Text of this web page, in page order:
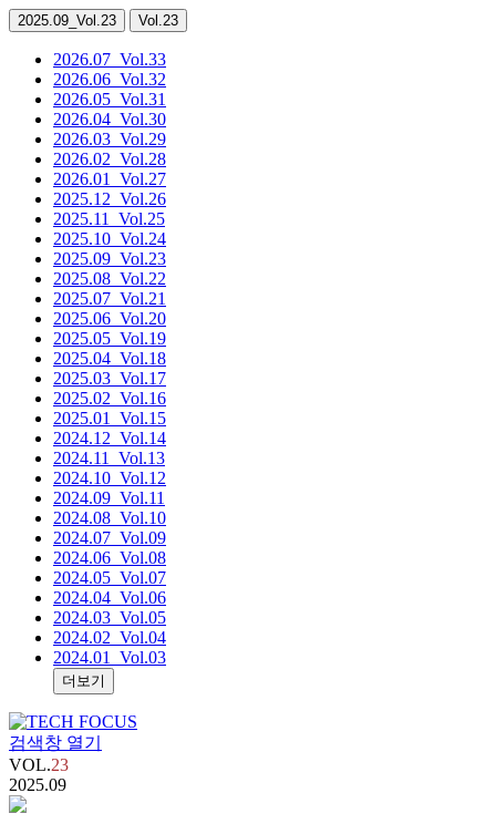
2025.09 _Vol.23 Vol.23
2026.07 _Vol.33
2026.06 _Vol.32
2026.05 _Vol.31
2026.04 _Vol.30
2026.03 _Vol.29
2026.02 _Vol.28
2026.01
_Vol.27
2025.12 _Vol.26
2025.11
_Vol.25
2025.10 _Vol.24
2025.09 _Vol.23
2025.08 _Vol.22
2025.07 _Vol.21
2025.06 _Vol.20
2025.05 _Vol.19
2025.04 _Vol.18
2025.03 _Vol.17
2025.02 _Vol.16
2025.01
_Vol.15
2024.12 _Vol.14
2024.11
_Vol.13
2024.10 _Vol.12
2024.09 _Vol.11
2024.08 _Vol.10
2024.07 _Vol.09
2024.06 _Vol.08
2024.05 _Vol.07
2024.04 _Vol.06
2024.03 _Vol.05
2024.02 _Vol.04
2024.01
_Vol.03
더보기
검색창 열기
VOL.23
2025.09